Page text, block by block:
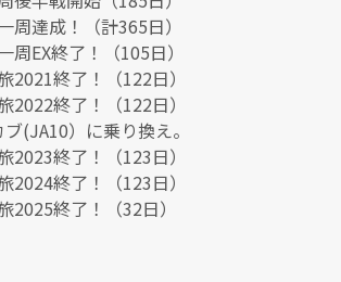
達成！（計365日）
EX終了！（105日）
終了！（122日）
終了！（122日）
(JA10）に乗り換え。
終了！（123日）
終了！（123日）
終了！（32日）